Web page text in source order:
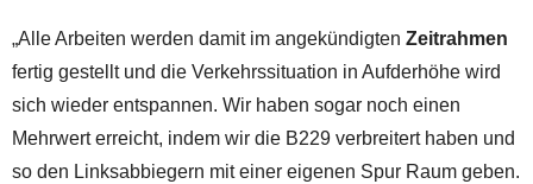
„Alle Arbeiten werden damit im angekündigten Zeitrahmen
fertig gestellt und die Verkehrssituation in Aufderhöhe wird
sich wieder entspannen. Wir haben sogar noch einen
Mehrwert erreicht, indem wir die B229 verbreitert haben und
so den Linksabbiegern mit einer eigenen Spur Raum geben.